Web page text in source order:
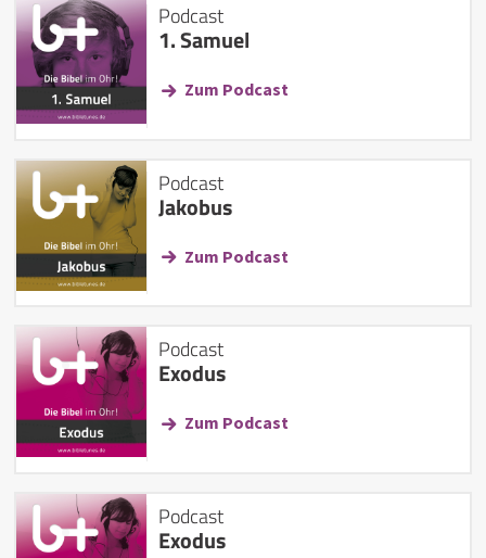
Podcast
1. Samuel
Zum Podcast
Podcast
Jakobus
Zum Podcast
Podcast
Exodus
Zum Podcast
Podcast
Exodus